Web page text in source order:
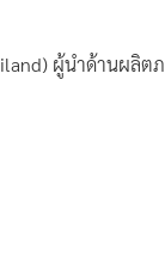
ผู้นำด้านผลิตภ